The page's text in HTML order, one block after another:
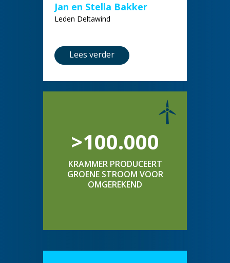
Jan en Stella Bakker
Leden Deltawind
Lees verder
>100.000
KRAMMER PRODUCEERT
GROENE STROOM VOOR
OMGEREKEND